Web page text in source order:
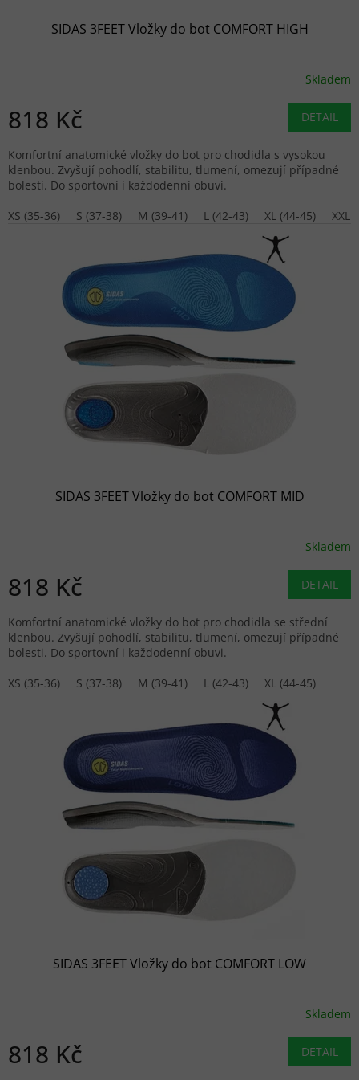
SIDAS 3FEET Vložky do bot COMFORT HIGH
Skladem
818 Kč DETAIL
Komfortní anatomické vložky do bot pro chodidla s vysokou
klenbou. Zvyšují pohodlí, stabilitu, tlumení, omezují případné
bolesti. Do sportovní i každodenní obuvi.
XS (35-36)
S (37-38) M (39-41) L (42-43) XL (44-45) XXL
SIDAS 3FEET Vložky do bot COMFORT MID
Skladem
818 Kč DETAIL
Komfortní anatomické vložky do bot pro chodidla se střední
klenbou. Zvyšují pohodlí, stabilitu, tlumení, omezují případné
bolesti. Do sportovní i každodenní obuvi.
XS (35-36)
S (37-38) M (39-41) L (42-43) XL (44-45)
SIDAS 3FEET Vložky do bot COMFORT LOW
Skladem
818 Kč DETAIL